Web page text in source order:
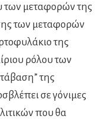
των μεταφορών της
των μεταφορών
της
ρόλου των
της
σε γόνιμες
που θα